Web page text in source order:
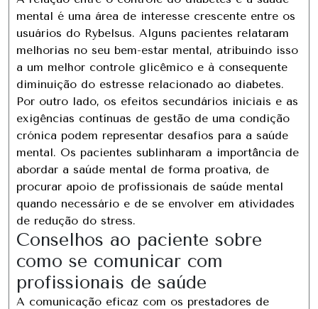
mental é uma área de interesse crescente entre os
usuários do Rybelsus. Alguns pacientes relataram
melhorias no seu bem-estar mental, atribuindo isso
a um melhor controle glicêmico e à consequente
diminuição do estresse relacionado ao diabetes.
Por outro lado, os efeitos secundários iniciais e as
exigências contínuas de gestão de uma condição
crónica podem representar desafios para a saúde
mental. Os pacientes sublinharam a importância de
abordar a saúde mental de forma proativa, de
procurar apoio de profissionais de saúde mental
quando necessário e de se envolver em atividades
de redução do stress.
Conselhos ao paciente sobre
como se comunicar com
profissionais de saúde
A comunicação eficaz com os prestadores de